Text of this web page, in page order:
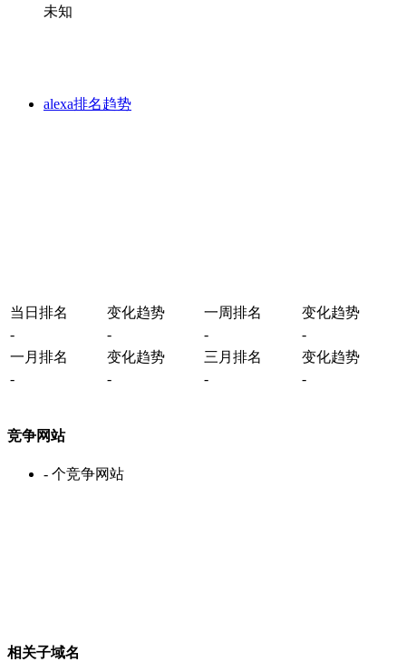
未知
alexa排名趋势
当日排名 变化趋势 一周排名
变化趋势
-
- -
-
一月排名
变化趋势 三月排名
变化趋势
-
- - -
竞争网站
- 个竞争网站
相关子域名